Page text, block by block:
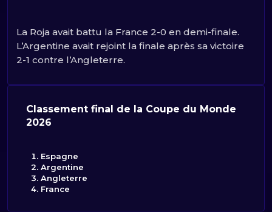
La Roja avait battu la France 2-0 en demi-finale.
L’Argentine avait rejoint la finale après sa victoire
2-1 contre l’Angleterre.
Classement final de la Coupe du Monde
2026
Espagne
Argentine
Angleterre
France